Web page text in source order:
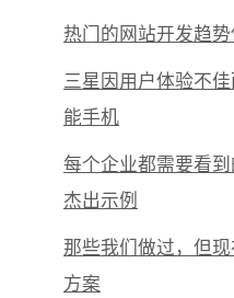
热门的网站开发趋
三星因用户体验不
能手机
每个企业都需要看
杰出示例
那些我们做过，但
方案